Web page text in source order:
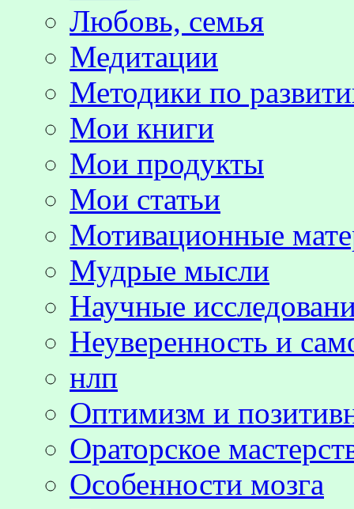
Любовь, семья
Медитации
Методики по
Мои книги
Мои продукты
Мои статьи
Мотивационные
Мудрые мысли
Научные
Неуверенность и
нлп
Оптимизм и
Ораторское
Особенности мозга